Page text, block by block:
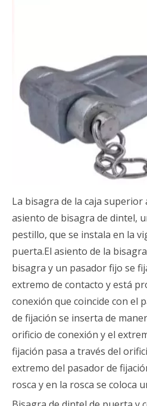
La bisagra de la caja
asiento de bisagra de dintel,
pestillo, que se instala en la
puerta.El asiento de la
bisagra y un pasador fijo se
extremo de contacto y está
conexión que coincide con el
de fijación se inserta de
orificio de conexión y el
fijación pasa a través del
extremo del pasador de
rosca y en la rosca se coloca